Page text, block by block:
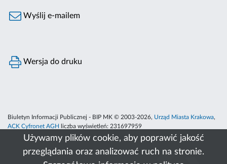
Używamy plików cookie, aby poprawić jakość
przeglądania oraz analizować ruch na stronie.
Wyślij e-mailem
Wersja do druku
Biuletyn Informacji Publicznej - BIP MK © 2003-2026, Urząd Miasta Krakowa,
ACK Cyfronet AGH
liczba wyświetleń: 231697959